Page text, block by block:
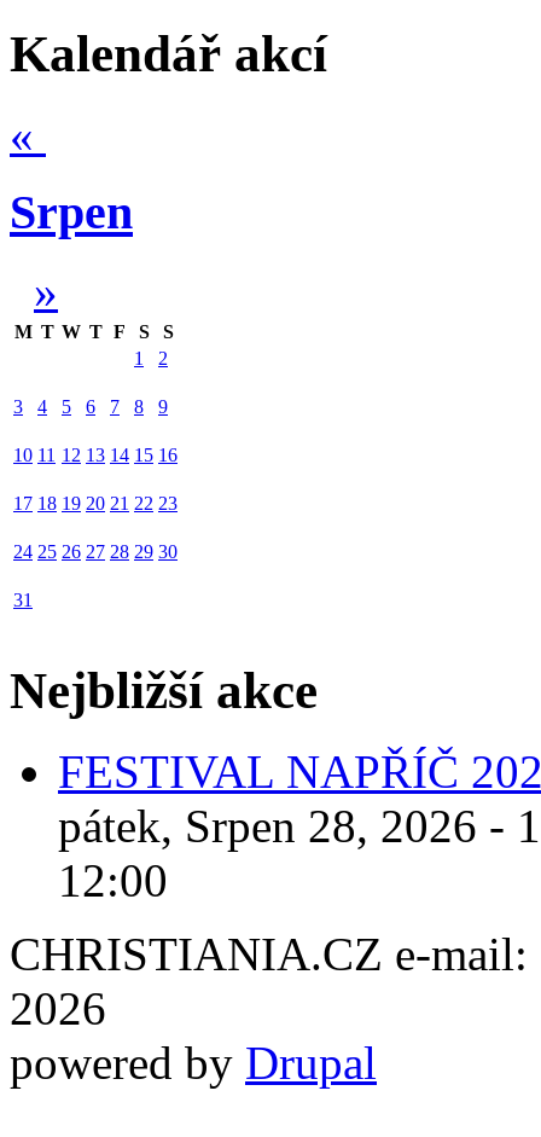
Kalendář akcí
«
Srpen
»
M T W T F S
S
1
2
3 4 5 6 7 8 9
10 11 12 13 14 15 16
17 18 19 20 21 22 23
24 25 26 27 28 29 30
31
Nejbližší akce
FESTIVAL NAPŘÍČ
pátek, Srpen 28, 2026 -
12:00
CHRISTIANIA.CZ e-mail:
2026
powered by Drupal